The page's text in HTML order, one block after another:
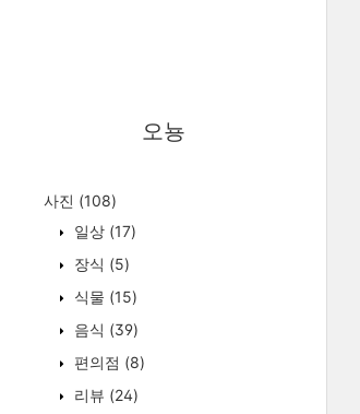
오뇽
사진 (108)
일상 (17)
장식 (5)
식물 (15)
음식 (39)
편의점 (8)
리뷰 (24)